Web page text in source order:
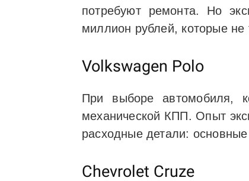
потребуют ремонта. Но
миллион рублей, которые
Volkswagen Polo
При выборе автомобиля,
механической КПП. Опыт
расходные детали:
Chevrolet Cruze